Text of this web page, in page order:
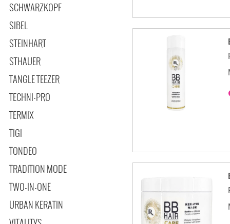
SCHWARZKOPF
SIBEL
STEINHART
STHAUER
TANGLE TEEZER
TECHNI-PRO
TERMIX
TIGI
TONDEO
TRADITION MODE
TWO-IN-ONE
URBAN KERATIN